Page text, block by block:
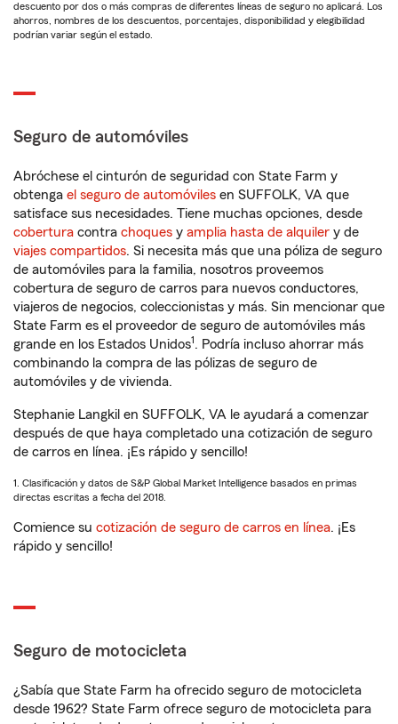
descuento por dos o más compras de diferentes líneas de seguro no aplicará. Los
ahorros, nombres de los descuentos, porcentajes, disponibilidad y elegibilidad
podrían variar según el estado.
Seguro de automóviles
Abróchese el cinturón de seguridad con State Farm y
obtenga el seguro de automóviles en SUFFOLK, VA que
satisface sus necesidades. Tiene muchas opciones, desde
cobertura contra choques y amplia hasta de alquiler y de
viajes compartidos. Si necesita más que una póliza de seguro
de automóviles para la familia, nosotros proveemos
cobertura de seguro de carros para nuevos conductores,
viajeros de negocios, coleccionistas y más. Sin mencionar que
State Farm es el proveedor de seguro de automóviles más
grande en los Estados Unidos1. Podría incluso ahorrar más
combinando la compra de las pólizas de seguro de
automóviles y de vivienda.
Stephanie Langkil en SUFFOLK, VA le ayudará a comenzar
después de que haya completado una cotización de seguro
de carros en línea. ¡Es rápido y sencillo!
1. Clasificación y datos de S&P Global Market Intelligence basados en primas
directas escritas a fecha del 2018.
Comience su cotización de seguro de carros en línea. ¡Es
rápido y sencillo!
Seguro de motocicleta
¿Sabía que State Farm ha ofrecido seguro de motocicleta
desde 1962? State Farm ofrece seguro de motocicleta para